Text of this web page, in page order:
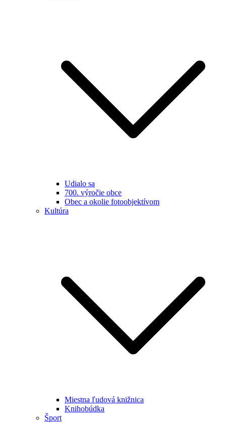
Udialo sa
700. výročie obce
Obec a okolie fotoobjektívom
Kultúra
Miestna ľudová knižnica
Knihobúdka
Šport